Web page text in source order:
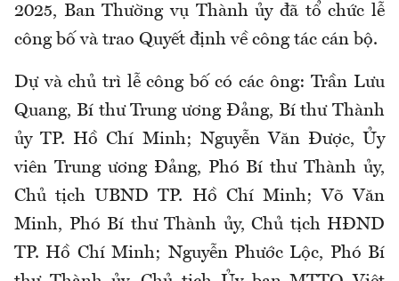
2025, Ban Thường vụ Thành ủy đã tổ chức lễ
công bố và trao Quyết định về công tác cán bộ.
Dự và chủ trì lễ công bố có các ông: Trần Lưu
Quang, Bí thư Trung ương Đảng, Bí thư Thành
ủy TP. Hồ Chí Minh; Nguyễn Văn Được, Ủy
viên Trung ương Đảng, Phó Bí thư Thành ủy,
Chủ tịch UBND TP. Hồ Chí Minh; Võ Văn
Minh, Phó Bí thư Thành ủy, Chủ tịch HĐND
TP. Hồ Chí Minh; Nguyễn Phước Lộc, Phó Bí